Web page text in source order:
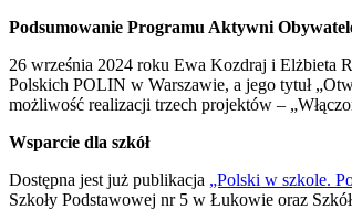
Podsumowanie Programu Aktywni
26 września 2024 roku Ewa Kozdraj i Elżbieta
Polskich POLIN w Warszawie, a jego tytuł
możliwość realizacji trzech projektów –
Wsparcie dla szkół
Dostępna jest już publikacja „Polski w szkole.
Szkoły Podstawowej nr 5 w Łukowie oraz